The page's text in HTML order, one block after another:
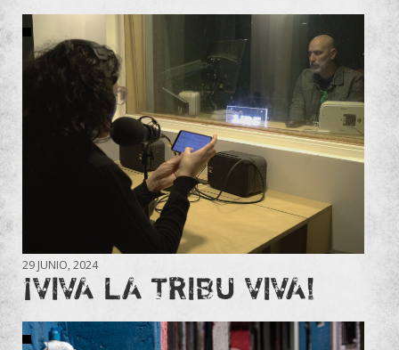
29 JUNIO, 2024
¡VIVA LA TRIBU VIVA!